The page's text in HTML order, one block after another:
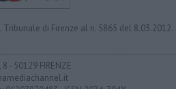
di Firenze al n. 5865 del 8.03.2012.
- 50129 FIRENZE